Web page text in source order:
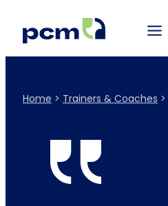
Home > Trainers & Coaches >